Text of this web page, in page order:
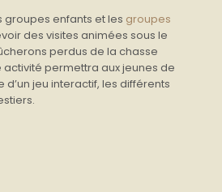
groupes enfants et les groupes
des visites animées sous le
perdus de la chasse
activité permettra aux jeunes de
jeu interactif, les différents